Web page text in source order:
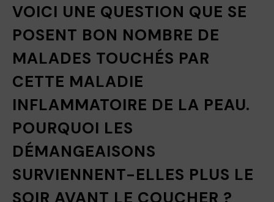
VOICI UNE QUESTION QUE SE
POSENT BON NOMBRE DE
MALADES TOUCHÉS PAR
CETTE MALADIE
INFLAMMATOIRE DE LA PEAU.
POURQUOI LES
DÉMANGEAISONS
SURVIENNENT-ELLES PLUS LE
SOIR AVANT LE COUCHER ?